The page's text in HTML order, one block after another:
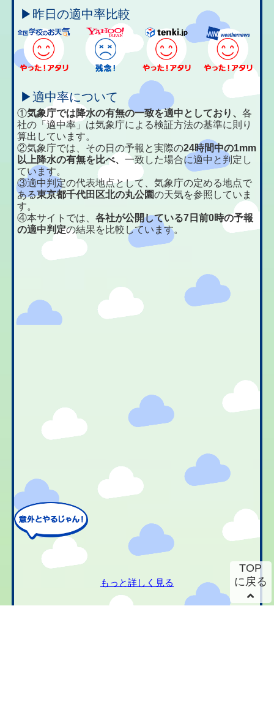
▶昨日の適中率比較
▶適中率について
①気象庁では降水の有無の一致を適中としており、各
社の「適中率」は気象庁による検証方法の基準に則り
算出しています。
②気象庁では、その日の予報と実際の24時間中の1mm
以上降水の有無を比べ、一致した場合に適中と判定し
ています。
③適中判定の代表地点として、気象庁の定める地点で
ある東京都千代田区北の丸公園の天気を参照していま
す。
④本サイトでは、各社が公開している7日前0時の予報
の適中判定の結果を比較しています。
もっと詳しく見る
TOP
に戻る